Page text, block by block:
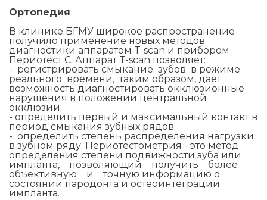
Ортопедия
В клинике БГМУ широкое распространение
получило применение новых методов
диагностики аппаратом T-scan и прибором
Периотест С. Аппарат T-scan позволяет:
- регистрировать смыкание зубов в режиме
реального времени, таким образом, дает
возможность диагностировать окклюзионные
нарушения в положении центральной
окклюзии;
- определить первый и максимальный контакт в
период смыкания зубных рядов;
- определить степень распределения нагрузки
в зубном ряду. Периотестометрия - это метод
определения степени подвижности зуба или
импланта, позволяющий получить более
объективную и точную информацию о
состоянии пародонта и остеоинтеграции
импланта.